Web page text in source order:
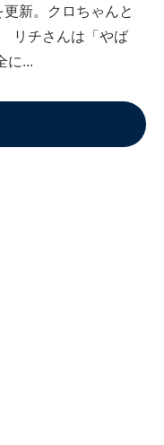
新。クロちゃんと
リチさんは「やば
に...